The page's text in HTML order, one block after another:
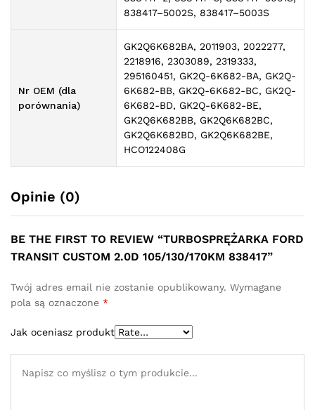
838417–5002S, 838417–5003S
Nr OEM (dla
porównania)
GK2Q6K682BA, 2011903, 2022277,
2218916, 2303089, 2319333,
295160451, GK2Q-6K682-BA, GK2Q-
6K682-BB, GK2Q-6K682-BC, GK2Q-
6K682-BD, GK2Q-6K682-BE,
GK2Q6K682BB, GK2Q6K682BC,
GK2Q6K682BD, GK2Q6K682BE,
HCO122408G
Opinie (0)
BE THE FIRST TO REVIEW “TURBOSPRĘŻARKA FORD
TRANSIT CUSTOM 2.0D 105/130/170KM 838417”
Twój adres email nie zostanie opublikowany. Wymagane
pola są oznaczone *
Jak oceniasz produkt